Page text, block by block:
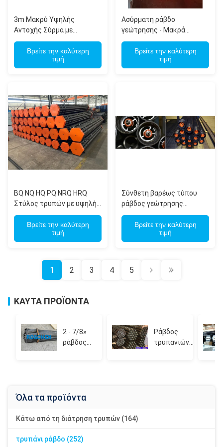
3m Μακρύ Υψηλής
Αντοχής Σύρμα με
Σπείρωμα για Πυρηνική
Γεώτρηση Εξερεύνησης
Βρείτε την καλύτερη
τιμή
Ασύρματη ράβδο
γεώτρησης - Μακρά
διάρκεια ζωής
Αυτοκαθαριστικό υψηλής
Βρείτε την καλύτερη
τιμή
BQ NQ HQ PQ NRQ HRQ
Στύλος τρυπών με υψηλής
αντοχής ίνες ακριβείας
και σταθερή συγκέντρωση
Βρείτε την καλύτερη
τιμή
Σύνθετη βαρέως τύπου
ράβδος γεώτρησης
σύρματος
Βρείτε την καλύτερη
τιμή
1 2 3 4 5
ΚΑΥΤΑ ΠΡΟΪΟΝΤΑ
2 - 7/8»
ράβδος
Ράβδος
τρυπανιών
Όλα τα προϊόντα
Κάτω από τη διάτρηση τρυπών (164)
τρυπάνι ράβδο (252)